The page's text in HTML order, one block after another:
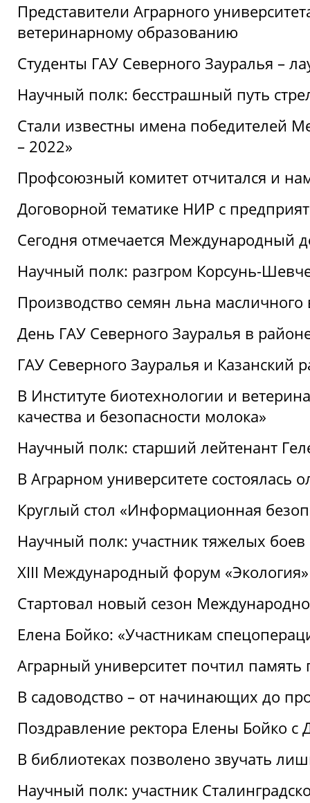
Представители Аграрного
ветеринарному образованию
Студенты ГАУ Северного Зауралья –
Научный полк: бесстрашный путь
Стали известны имена победителей
– 2022»
Профсоюзный комитет отчитался и
Договорной тематике НИР с
Сегодня отмечается Международный
Научный полк: разгром Корсунь-
Производство семян льна
День ГАУ Северного Зауралья в
ГАУ Северного Зауралья и Казанский
В Институте биотехнологии и
качества и безопасности молока»
Научный полк: старший лейтенант
В Аграрном университете состоялась
Круглый стол «Информационная
Научный полк: участник тяжелых
XIII Международный форум
Стартовал новый сезон
Елена Бойко: «Участникам
Аграрный университет почтил
В садоводство – от начинающих до
Поздравление ректора Елены Бойко
В библиотеках позволено звучать
Научный полк: участник